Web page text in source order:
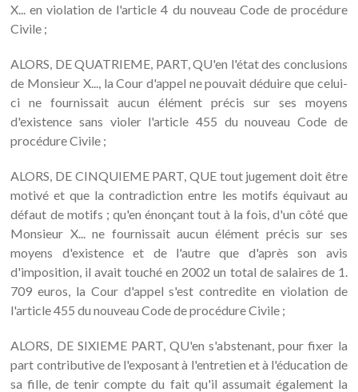
X... en violation de l'article 4 du nouveau Code de procédure
Civile ;
ALORS, DE QUATRIEME, PART, QU'en l'état des conclusions
de Monsieur X..., la Cour d'appel ne pouvait déduire que celui-
ci ne fournissait aucun élément précis sur ses moyens
d'existence sans violer l'article 455 du nouveau Code de
procédure Civile ;
ALORS, DE CINQUIEME PART, QUE tout jugement doit être
motivé et que la contradiction entre les motifs équivaut au
défaut de motifs ; qu'en énonçant tout à la fois, d'un côté que
Monsieur X... ne fournissait aucun élément précis sur ses
moyens d'existence et de l'autre que d'après son avis
d'imposition, il avait touché en 2002 un total de salaires de 1.
709 euros, la Cour d'appel s'est contredite en violation de
l'article 455 du nouveau Code de procédure Civile ;
ALORS, DE SIXIEME PART, QU'en s'abstenant, pour fixer la
part contributive de l'exposant à l'entretien et à l'éducation de
sa fille, de tenir compte du fait qu'il assumait également la